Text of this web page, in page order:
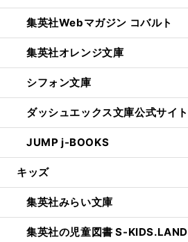
集英社Webマガジン コバルト
集英社オレンジ文庫
シフォン文庫
ダッシュエックス文庫公式サイト
JUMP j-BOOKS
キッズ
集英社みらい文庫
集英社の児童図書 S-KIDS.LAND